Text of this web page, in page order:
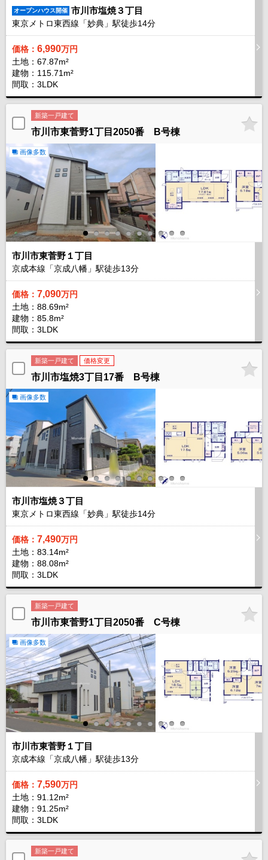
オープンハウス開催 市川市塩焼３丁目
東京メトロ東西線「妙典」駅徒歩14分
価格： 6,990万円
土地：67.87m²
建物：115.71m²
間取：3LDK
新築一戸建て
市川市東菅野1丁目2050番 B号棟
画像多数
市川市東菅野１丁目
京成本線「京成八幡」駅徒歩13分
価格： 7,090万円
土地：88.69m²
建物：85.8m²
間取：3LDK
新築一戸建て 価格変更
市川市塩焼3丁目17番 B号棟
画像多数
市川市塩焼３丁目
東京メトロ東西線「妙典」駅徒歩14分
価格： 7,490万円
土地：83.14m²
建物：88.08m²
間取：3LDK
新築一戸建て
市川市東菅野1丁目2050番 C号棟
画像多数
市川市東菅野１丁目
京成本線「京成八幡」駅徒歩13分
価格： 7,590万円
土地：91.12m²
建物：91.25m²
間取：3LDK
新築一戸建て